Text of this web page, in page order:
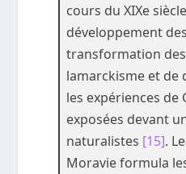
cours du XIXe
développement
transformation
lamarckisme et de
les expériences
exposées devant
naturalistes [15].
Moravie formula